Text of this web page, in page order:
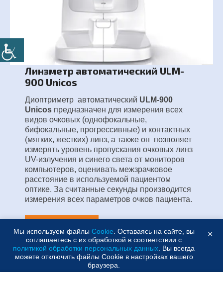
Линзметр автоматический ULM-
900 Unicos
Диоптриметр автоматический ULM-900
Unicos предназначен для измерения всех
видов очковых (однофокальные,
бифокальные, прогрессивные) и контактных
(мягких, жестких) линз, а также он позволяет
измерять уровень пропускания очковых линз
UV-излучения и синего света от мониторов
компьютеров, оценивать межзрачковое
расстояние в используемой пациентом
оптике. За считанные секунды производится
измерения всех параметров очков пациента.
Мы используем файлы Cookie . Оставаясь на сайте, вы
соглашаетесь с их обработкой в соответствии с
политикой обработки персональных данных . Вы всегда
можете отключить файлы Cookie в настройках вашего
браузера.
×